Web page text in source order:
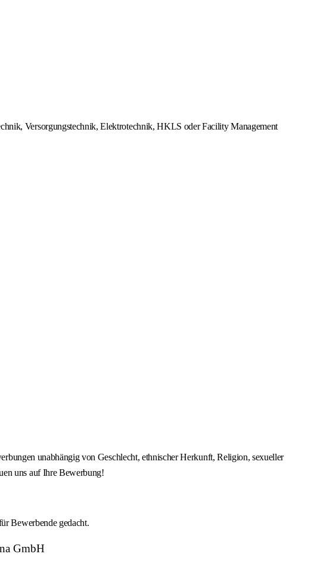
Versorgungstechnik, Elektrotechnik, HKLS oder Facility Management
unabhängig von Geschlecht, ethnischer Herkunft, Religion, sexueller
uns auf Ihre Bewerbung!
Bewerbende gedacht.
GmbH